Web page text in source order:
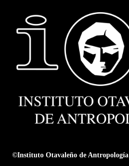
©Instituto Otavaleño de Antropología